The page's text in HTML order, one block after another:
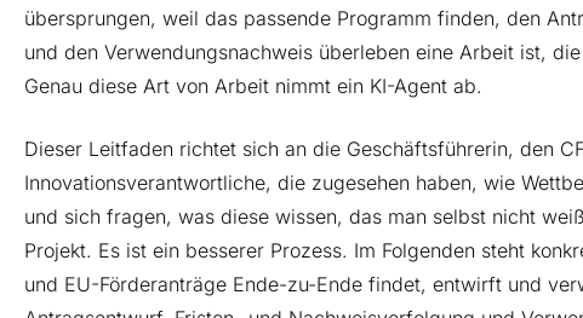
übersprungen, weil das passende Programm finden, den
und den Verwendungsnachweis überleben eine Arbeit ist,
Genau diese Art von Arbeit nimmt ein KI-Agent ab.
Dieser Leitfaden richtet sich an die Geschäftsführerin, den
Innovationsverantwortliche, die zugesehen haben, wie
und sich fragen, was diese wissen, das man selbst nicht
Projekt. Es ist ein besserer Prozess. Im Folgenden steht
und EU-Förderanträge Ende-zu-Ende findet, entwirft und